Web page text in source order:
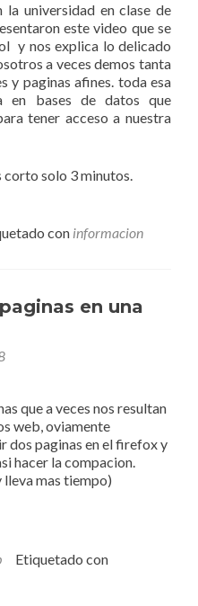
la universidad en clase de
este video que se
y nos explica lo delicado
a veces demos tanta
y paginas afines. toda esa
en bases de datos que
tener acceso a nuestra
corto solo 3 minutos.
con informacion
en una
que a veces nos resultan
web, oviamente
dos paginas en el firefox y
hacer la compacion.
lleva mas tiempo)
Etiquetado con